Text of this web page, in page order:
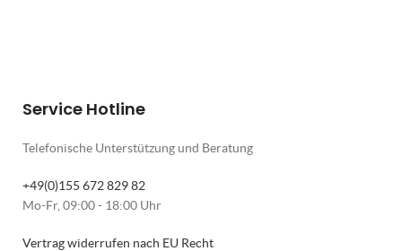
Service Hotline
Telefonische Unterstützung und Beratung
+49(0)155 672 829 82
Mo-Fr, 09:00 - 18:00 Uhr
Vertrag widerrufen nach EU Recht